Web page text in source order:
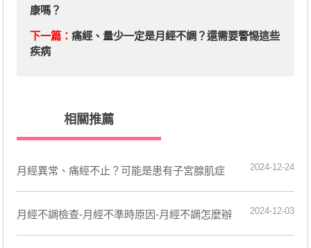
康嗎？
下一篇： ​痛經、量少一定是月經不調？還需要警惕這些
疾病
相關推薦
月經異常、痛經不止？可能是患有子宮腺肌症 2024-12-24
月經不調檢查-月經不準時原因-月經不調怎麼辦 2024-12-03